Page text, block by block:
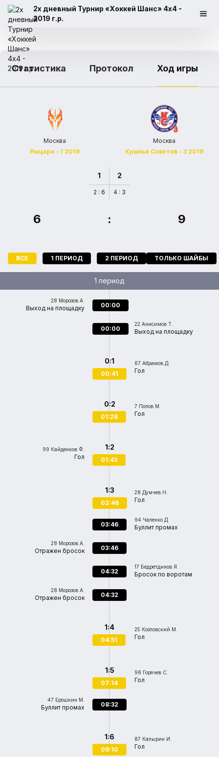
2х дневный Турнир «Хоккей Шанс» 4x4 -
2019 г.р.
Статистика Протокол Ход игры
Москва
Рыцари - 1 2019
Москва
Крылья Советов - 3 2019
1
2 : 6
2
4 : 3
6 : 9
ВСЕ 1 ПЕРИОД 2 ПЕРИОД ТОЛЬКО ШАЙБЫ
1 период
28 Морозов А.
Выход на площадку 00:00
22 Анисимов Т.
Выход на площадку
00:00
67 Абрамов Д.
Гол
0:1
00:41
7 Попов М.
Гол
0:2
01:28
99 Кайденков Ф.
Гол
1:2
01:43
28 Думчев Н.
Гол
1:3
02:46
94 Чаленко Д.
Буллит промах
03:46
28 Морозов А.
Отражен бросок 03:46
17 Бедретдинов Я.
Бросок по воротам
04:32
28 Морозов А.
Отражен бросок 04:32
25 Козловский М.
Гол
1:4
04:51
98 Горячев С.
Гол
1:5
07:14
47 Ерошкин М.
Буллит промах 08:32
87 Капырин И.
Гол
1:6
09:10